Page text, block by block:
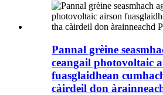
Pannal grèine
ceangail photovoltaic
fuasglaidhean
càirdeil don